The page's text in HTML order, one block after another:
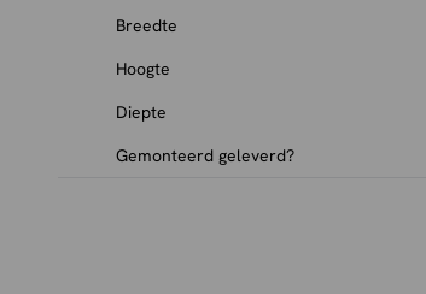
Breedte
Hoogte
Diepte
Gemonteerd geleverd?